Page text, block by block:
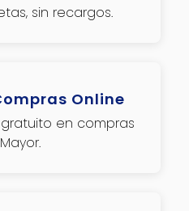
sin recargos.
Online
en compras